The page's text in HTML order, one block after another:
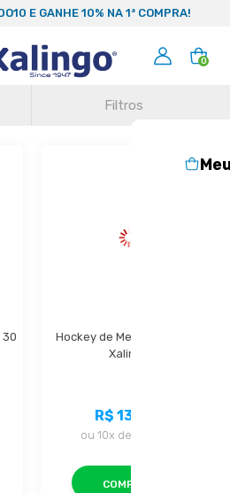
E GANHE 10% NA 1ª COMPRA!
0
Filtros
30
Hockey de Mesa 24 Peças
Xalingo
R$ 137,99
ou 10x de
COMPRAR